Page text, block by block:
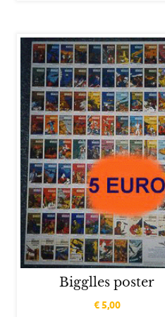
Bigglles poster
€5,00